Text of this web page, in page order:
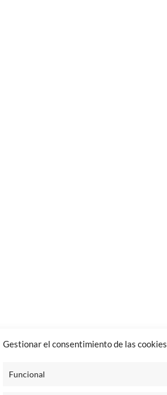
Gestionar el consentimiento de las cookies
Funcional